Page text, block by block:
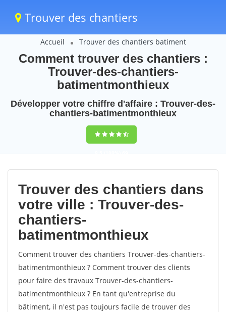
Trouver des chantiers
Accueil Trouver des chantiers batiment
Comment trouver des chantiers :
Trouver-des-chantiers-
batimentmonthieux
Développer votre chiffre d'affaire : Trouver-des-
chantiers-batimentmonthieux
9,5(100%)69
votes
Trouver des chantiers dans
votre ville : Trouver-des-
chantiers-
batimentmonthieux
Comment trouver des chantiers Trouver-des-chantiers-
batimentmonthieux ? Comment trouver des clients
pour faire des travaux Trouver-des-chantiers-
batimentmonthieux ? En tant qu'entreprise du
bâtiment, il n'est pas toujours facile de trouver des